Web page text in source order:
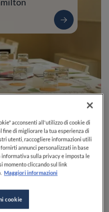
0 0 0
Italia
24:00
acconsenti all'utilizzo di cookie di
fine di migliorare la tua esperienza di
utenti, raccogliere informazioni utili
annunci personalizzati in base
informativa sulla privacy e imposta le
momento cliccando sul link
Maggiori informazioni
cookie